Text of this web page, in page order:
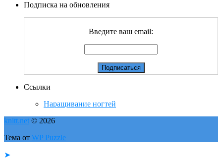
Подписка на обновления
Введите ваш email:
Ссылки
Наращивание ногтей
knitt.net © 2026
Тема от WP Puzzle
➤